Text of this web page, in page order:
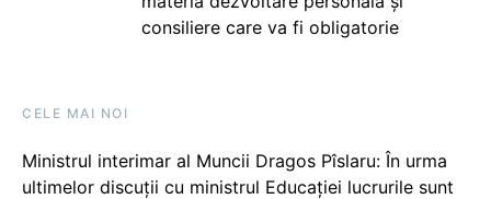
consiliere care va fi obligatorie
CELE MAI NOI
Ministrul interimar al Muncii Dragos Pîslaru: În urma
ultimelor discuții cu ministrul Educației lucrurile sunt